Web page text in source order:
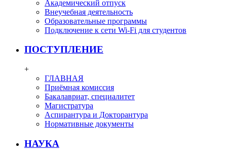
Академический отпуск
Внеучебная деятельность
Образовательные программы
Подключение к сети Wi-Fi для студентов
ПОСТУПЛЕНИЕ
+
ГЛАВНАЯ
Приёмная комиссия
Бакалавриат, специалитет
Магистратура
Аспирантура и Докторантура
Нормативные документы
НАУКА